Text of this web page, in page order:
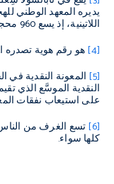
يديره المعهد الوطني
اللاتينية، إذ يسع 960 محجوزاً.
[4]هو رقم هوية تصدره
[5] المعونة النقدية
النقدية الموسَّع الذي
على استيعاب نفقات
[6]تسع الغرف من
كلها سواء.